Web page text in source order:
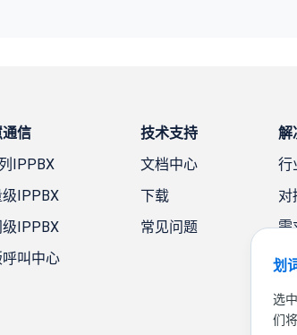
划
选
们
信
IPPBX
IPPBX
级IPPBX
叫中心
技术支持
文档中心
下载
常见问题
解
行
对
需